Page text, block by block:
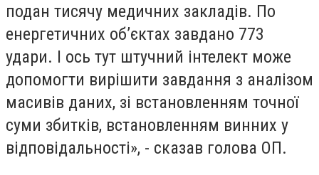
подан тисячу медичних закладів. По
енергетичних об’єктах завдано 773
удари. І ось тут штучний інтелект може
допомогти вирішити завдання з аналізом
масивів даних, зі встановленням точної
суми збитків, встановленням винних у
відповідальності», - сказав голова ОП.